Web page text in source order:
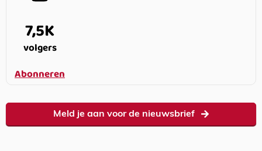
7,5K
volgers
Abonneren
Meld je aan voor de nieuwsbrief